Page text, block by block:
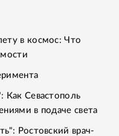
в космос: Что
Как Севастополь
в подаче света
Ростовский врач-